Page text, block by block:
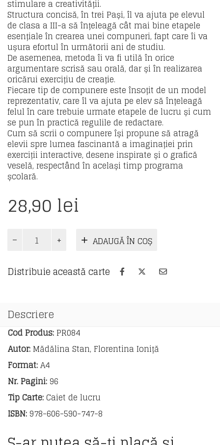
stimulare a creativității.
Structura concisă, în trei Pași, îl va ajuta pe elevul
de clasa a III-a să înțeleagă cât mai bine etapele
esențiale în crearea unei compuneri, fapt care îi va
ușura efortul în următorii ani de studiu.
De asemenea, metoda îi va fi utilă în orice
argumentare scrisă sau orală, dar și în realizarea
oricărui exercițiu de creație.
Fiecare tip de compunere este însoțit de un model
reprezentativ, care îl va ajuta pe elev să înțeleagă
felul în care trebuie urmate etapele de lucru și cum
se pun în practică regulile de redactare.
Cum să scrii o compunere își propune să atragă
elevii spre lumea fascinantă a imaginației prin
exerciții interactive, desene inspirate și o grafică
veselă, respectând în același timp programa
școlară.
28,90 lei
Cantitate
Cum
scrii
o
tipuri
si
modele
compuneri
pentru
a
III-
ADAUGĂ ÎN COȘ
Distribuie această carte
Descriere
Cod Produs: PR084
Autor: Mădălina Stan, Florentina Ioniță
Format:A4
Nr. Pagini:96
Tip Carte:Caiet de lucru
ISBN:978-606-590-747-8